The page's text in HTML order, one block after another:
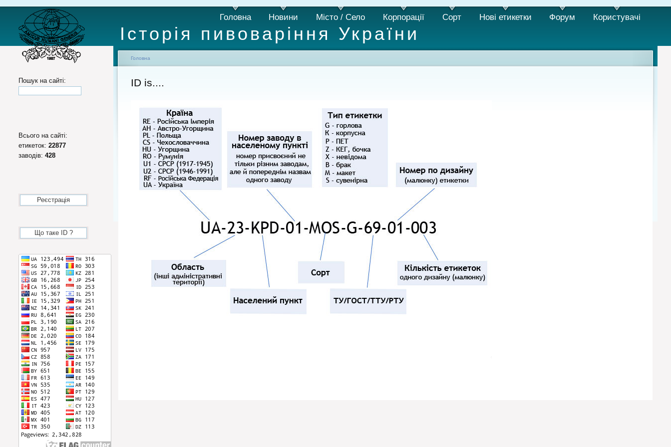
Історія пивоваріння України
Головна Новини Місто / Село Корпорації Сорт Нові етикетки Форум Користувачi
Пошук на сайті:
Всього на сайті:
етикеток: 22877
заводів: 428
Реєстрація
Що таке ID ?
Головна
ID is....